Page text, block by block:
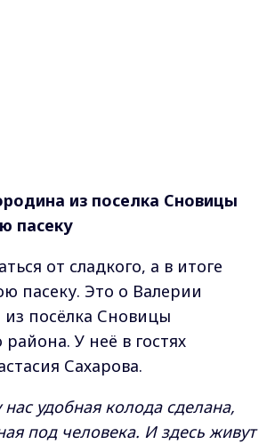
из поселка Сновицы
пасеку
от сладкого, а в итоге
пасеку. Это о Валерии
посёлка Сновицы
района. У неё в гостях
Сахарова.
удобная колода сделана,
под человека. И здесь живут